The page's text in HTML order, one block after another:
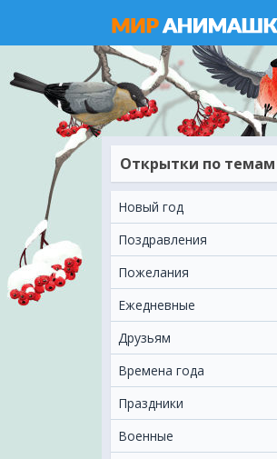
Открытки по темам
Новый год
Поздравления
Пожелания
Ежeдневные
Друзьям
Времена года
Праздники
Военные